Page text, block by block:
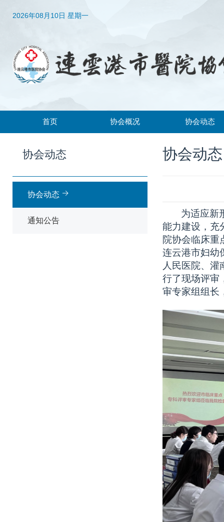
2026年08月10日 星期一
首页 协会概况
领导机构
协会动态
通知公告
协会动态
协会动态
通知公告
协会动态
为适应新
能力建设，充
院协会临床重
连云港市妇幼
人民医院、
行了现场评审
审专家组组长